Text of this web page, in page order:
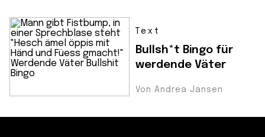
Text
Bullsh*t Bingo für
werdende Väter
Von Andrea Jansen